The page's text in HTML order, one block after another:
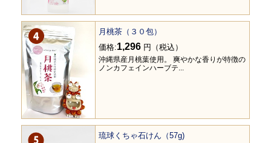
月桃茶（３０包）
価格:1,296 円（税込）
沖縄県産月桃葉使用。 爽やかな香りが特徴の
ノンカフェインハーブテ...
琉球くちゃ石けん（57g)